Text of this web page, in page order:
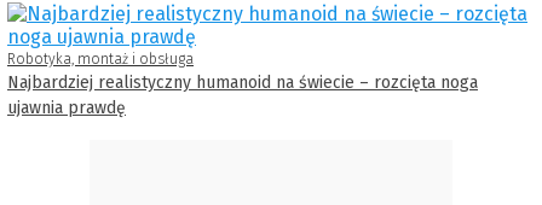
Robotyka, montaż i obsługa
Najbardziej realistyczny humanoid na świecie – rozcięta noga
ujawnia prawdę